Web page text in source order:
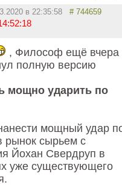
в 22:35:58 # 744659
, Философ ещё вчера
полную версию
мощно ударить по
мощный удар
рынок сырьем с
Йохан Свердруп в
уже существующего